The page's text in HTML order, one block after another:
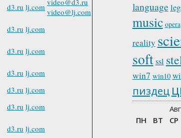
d3.ru lj.com video@d3.ru
video@lj.com
d3.ru lj.com
d3.ru lj.com
d3.ru lj.com
d3.ru lj.com
d3.ru lj.com
d3.ru lj.com
language
music opera
reality
softssl
win7 win10
пиздец
ПН ВТ СР